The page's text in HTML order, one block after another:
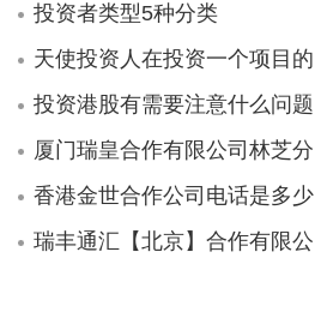
投资者类型5种分类
天使投资人在投资一个项目的时候,最基本的是看重哪两样东西?
投资港股有需要注意什么问题的吗？
厦门瑞皇合作有限公司林芝分公司电话是多少，公司怎么样？
香港金世合作公司电话是多少，公司怎么样？
瑞丰通汇【北京】合作有限公司电话是多少，公司怎么样？